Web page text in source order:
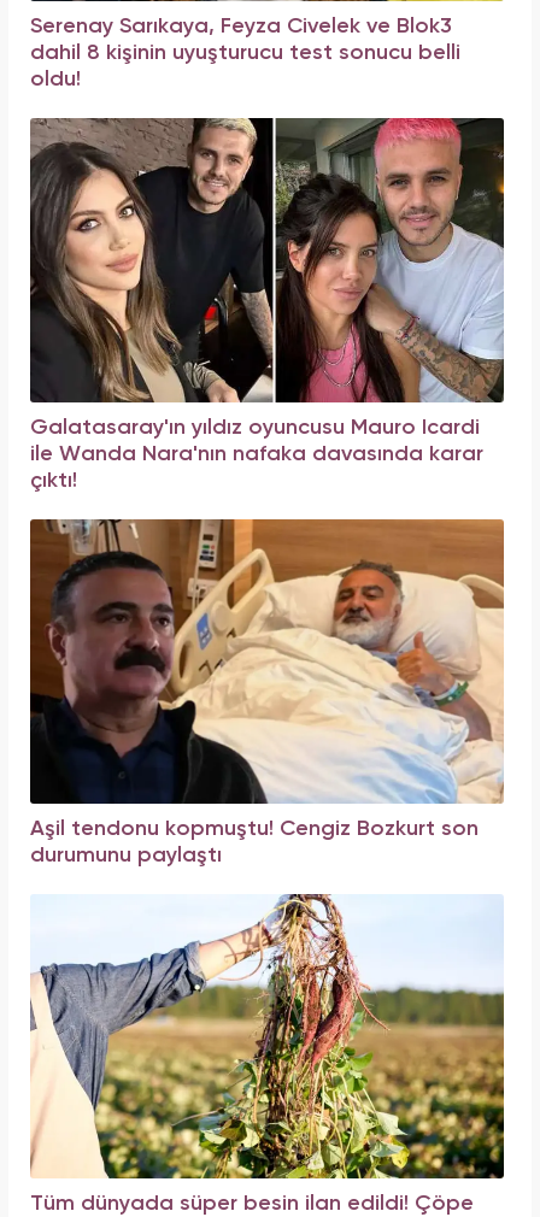
Serenay Sarıkaya, Feyza Civelek ve Blok3
dahil 8 kişinin uyuşturucu test sonucu belli
oldu!
Galatasaray'ın yıldız oyuncusu Mauro Icardi
ile Wanda Nara'nın nafaka davasında karar
çıktı!
Aşil tendonu kopmuştu! Cengiz Bozkurt son
durumunu paylaştı
Tüm dünyada süper besin ilan edildi! Çöpe